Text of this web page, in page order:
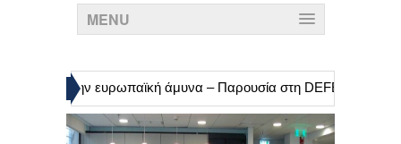
MENU
για την ευρωπαϊκή άμυνα – Παρουσία στη DEFEA